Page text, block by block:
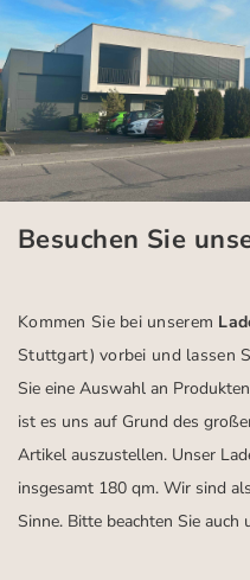
Besuchen Sie
Kommen Sie bei unserem
Stuttgart) vorbei und lassen
Sie eine Auswahl an
ist es uns auf Grund des
Artikel auszustellen. Unser
insgesamt 180 qm. Wir sind
Sinne. Bitte beachten Sie auch